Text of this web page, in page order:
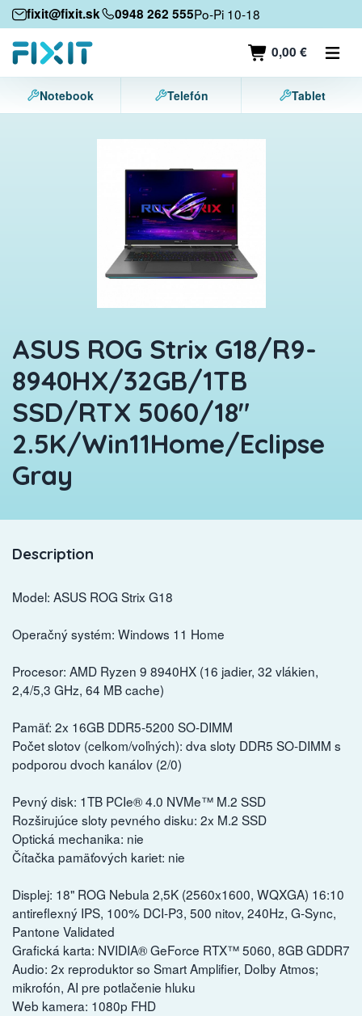
fixit@fixit.sk 0948 262 555Po-Pi 10-18
0,00 €
Mobile devices
Mobile phones
Tablets
Notebook Telefón Tablet
ASUS ROG Strix G18/R9-
8940HX/32GB/1TB
SSD/RTX 5060/18"
2.5K/Win11Home/Eclipse
Gray
Description
Model: ASUS ROG Strix G18
Operačný systém: Windows 11 Home
Procesor: AMD Ryzen 9 8940HX (16 jadier, 32 vlákien,
2,4/5,3 GHz, 64 MB cache)
Pamäť: 2x 16GB DDR5-5200 SO-DIMM
Počet slotov (celkom/voľných): dva sloty DDR5 SO-DIMM s
podporou dvoch kanálov (2/0)
Pevný disk: 1TB PCIe® 4.0 NVMe™ M.2 SSD
Rozširujúce sloty pevného disku: 2x M.2 SSD
Optická mechanika: nie
Čítačka pamäťových kariet: nie
Displej: 18" ROG Nebula 2,5K (2560x1600, WQXGA) 16:10
antireflexný IPS, 100% DCI-P3, 500 nitov, 240Hz, G-Sync,
Pantone Validated
Grafická karta: NVIDIA® GeForce RTX™ 5060, 8GB GDDR7
Audio: 2x reproduktor so Smart Amplifier, Dolby Atmos;
mikrofón, AI pre potlačenie hluku
Web kamera: 1080p FHD